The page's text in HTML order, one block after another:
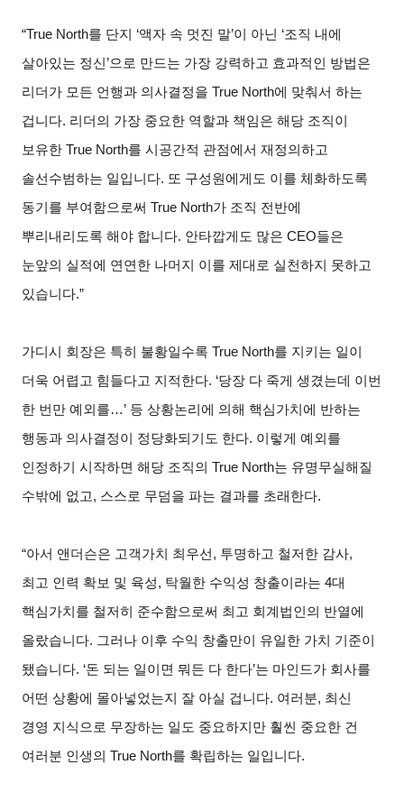
“True North를 단지 ‘액자 속 멋진 말’이 아닌 ‘조직 내에
살아있는 정신’으로 만드는 가장 강력하고 효과적인 방법은
리더가 모든 언행과 의사결정을 True North에 맞춰서 하는
겁니다. 리더의 가장 중요한 역할과 책임은 해당 조직이
보유한 True North를 시공간적 관점에서 재정의하고
솔선수범하는 일입니다. 또 구성원에게도 이를 체화하도록
동기를 부여함으로써 True North가 조직 전반에
뿌리내리도록 해야 합니다. 안타깝게도 많은 CEO들은
눈앞의 실적에 연연한 나머지 이를 제대로 실천하지 못하고
있습니다.”
가디시 회장은 특히 불황일수록 True North를 지키는 일이
더욱 어렵고 힘들다고 지적한다. ‘당장 다 죽게 생겼는데 이번
한 번만 예외를…’ 등 상황논리에 의해 핵심가치에 반하는
행동과 의사결정이 정당화되기도 한다. 이렇게 예외를
인정하기 시작하면 해당 조직의 True North는 유명무실해질
수밖에 없고, 스스로 무덤을 파는 결과를 초래한다.
“아서 앤더슨은 고객가치 최우선, 투명하고 철저한 감사,
최고 인력 확보 및 육성, 탁월한 수익성 창출이라는 4대
핵심가치를 철저히 준수함으로써 최고 회계법인의 반열에
올랐습니다. 그러나 이후 수익 창출만이 유일한 가치 기준이
됐습니다. ‘돈 되는 일이면 뭐든 다 한다’는 마인드가 회사를
어떤 상황에 몰아넣었는지 잘 아실 겁니다. 여러분, 최신
경영 지식으로 무장하는 일도 중요하지만 훨씬 중요한 건
여러분 인생의 True North를 확립하는 일입니다.